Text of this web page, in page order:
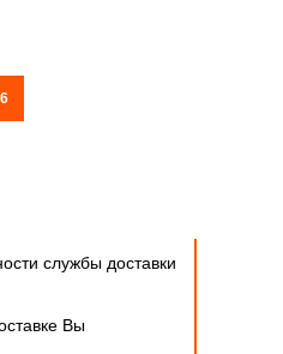
службы доставки
Вы